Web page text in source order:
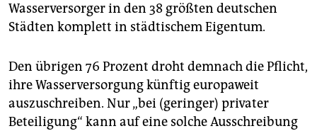
Wasserversorger in den 38 größten deutschen
Städten komplett in städtischem Eigentum.
Den übrigen 76 Prozent droht demnach die Pflicht,
ihre Wasserversorgung künftig europaweit
auszuschreiben. Nur „bei (geringer) privater
Beteiligung“ kann auf eine solche Ausschreibung